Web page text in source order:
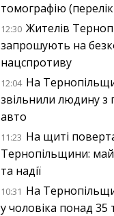
томографію
12:30 Жителів
запрошують на
нацспротиву
12:04 На
звільнили людину з
авто
11:23 На щиті
Тернопільщини:
та надії
10:31 На
у чоловіка понад 35